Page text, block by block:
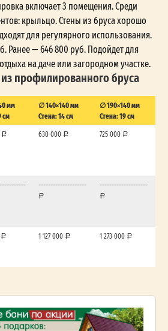
включает 3 помещения. Среди
крыльцо. Стены из бруса хорошо
для регулярного использования.
Ранее — 646 800 руб. Подойдет для
на даче или загородном участке.
профилированного бруса
мм
см
∅ 140×140 мм
Стена: 14 см
∅ 190×140 мм
Стена: 19 см
630 000 725 000
-------------------- --------------------
1 127 000 1 273 000